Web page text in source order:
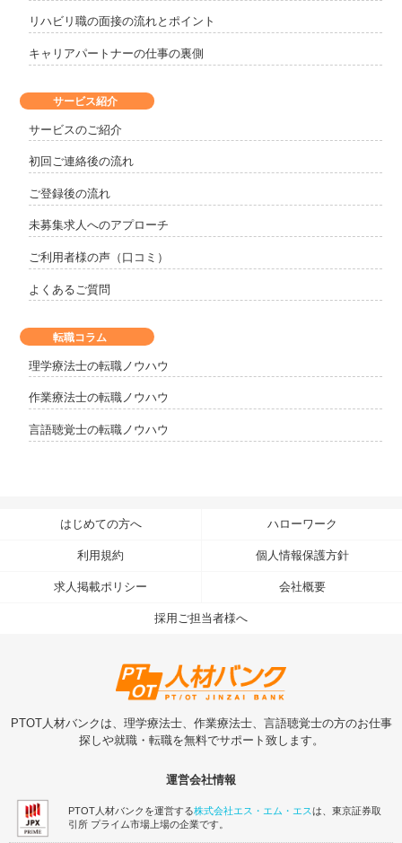
サービス紹介
サービスのご紹介
初回ご連絡後の流れ
ご登録後の流れ
未募集求人へのアプローチ
ご利用者様の声（口コミ）
よくあるご質問
リハビリ職の面接の流れとポイント
キャリアパートナーの仕事の裏側
転職コラム
理学療法士の転職ノウハウ
作業療法士の転職ノウハウ
言語聴覚士の転職ノウハウ
はじめての方へ ハローワーク
利用規約 個人情報保護方針
求人掲載ポリシー 会社概要
採用ご担当者様へ
PTOT人材バンクは、理学療法士、作業療法士、言語聴覚士の方のお仕事
探しや就職・転職を無料でサポート致します。
運営会社情報
PTOT人材バンクを運営する株式会社エス・エム・エスは、東京証券取
引所 プライム市場上場の企業です。